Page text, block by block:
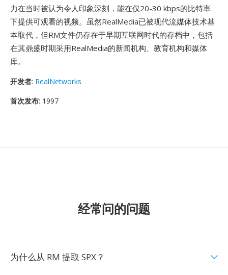
力在当时被认为令人印象深刻，能在仅20-30 kbps的比特率
下提供可观看的视频。虽然RealMedia已被现代流媒体技术基
本取代，但RM文件仍存在于早期互联网时代的存档中，包括
在其鼎盛时期采用RealMedia的新闻机构、教育机构和媒体
库。
开发者: RealNetworks
首次发布: 1997
经常问的问题
为什么从 RM 提取 SPX？